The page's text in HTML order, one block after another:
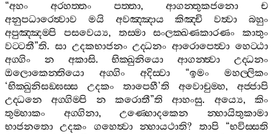
“අහං අරහත‍්තං පත‍්තා, ආගන‍්තුකජනො
ච
අනුපධාරෙත්‍වාව
මයි අවඤ‍්ඤාය කිඤ‍්චි වත්‍වා
බහුං
අපුඤ‍්ඤම‍්පි
පසවෙය්‍ය, තස‍්මා සංලක‍්ඛණකාරණං
කාතුං
වට‍්ටතී”ති. සා උදකභාජනං උද‍්ධනං ආරොපෙත්‍වා හෙට‍්ඨා
අග‍්ගිං
න අකාසි.භික‍්ඛුනියො ආගන‍්ත්‍වා
උද‍්ධනං
ඔලොකෙන‍්තියො
අග‍්ගිං අදිස‍්වා “ඉමං
මහල‍්ලිකං
‘භික‍්ඛුනිසඞ‍්ඝස‍්ස උදකං තාපෙහී’ති අවොචුම‍්හ, අජ‍්ජාපි
උද‍්ධනෙ
අග‍්ගිම‍්පි න කරොතී”ති ආහංසු. අය්‍යෙ,කිං
තුම‍්හාකං
අග‍්ගිනා,උණ‍්හොදකෙන
න‍්හායිතුකාමා
භාජනතො
උදකං ගහෙත්‍වා න‍්හායථාති? තාපි“භවිස‍්සති